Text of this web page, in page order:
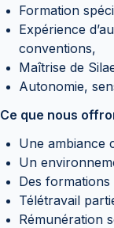
Formation
Expérience
conventions,
Maîtrise de
Autonomie,
Ce que nous
Une ambiance
Un
Des
Télétravail
Rémunération